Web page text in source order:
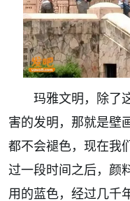
玛雅文明，除了
害的发明，那就是壁
都不会褪色，现在我
过一段时间之后，颜
用的蓝色，经过几千